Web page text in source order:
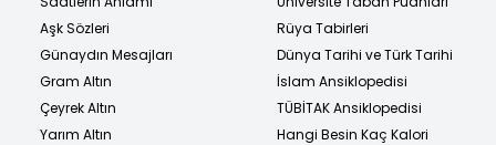
Aşk Sözleri
Günaydın Mesajları
Gram Altın
Çeyrek Altın
Yarım Altın
Rüya Tabirleri
Dünya Tarihi ve Türk Tarihi
İslam Ansiklopedisi
TÜBİTAK Ansiklopedisi
Hangi Besin Kaç Kalori